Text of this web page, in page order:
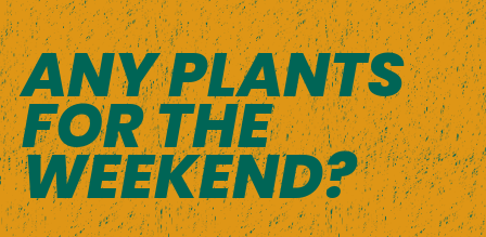
ANY PLANTS
FOR THE
WEEKEND?